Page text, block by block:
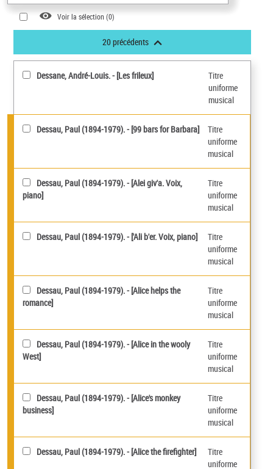
Voir la sélection (0)
20 précédents
Dessane, André-Louis. - [Les frileux]
Titre
uniforme
musical
Dessau, Paul (1894-1979). - [99 bars for Barbara]
Titre
uniforme
musical
Dessau, Paul (1894-1979). - [Alei giv'a. Voix,
piano]
Titre
uniforme
musical
Dessau, Paul (1894-1979). - ['Ali b'er. Voix, piano]
Titre
uniforme
musical
Dessau, Paul (1894-1979). - [Alice helps the
romance]
Titre
uniforme
musical
Dessau, Paul (1894-1979). - [Alice in the wooly
West]
Titre
uniforme
musical
Dessau, Paul (1894-1979). - [Alice's monkey
business]
Titre
uniforme
musical
Dessau, Paul (1894-1979). - [Alice the firefighter]
Titre
uniforme